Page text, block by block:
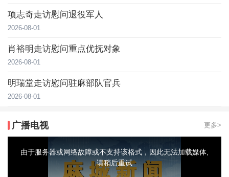
项志奇走访慰问退役军人
2026-08-01
肖裕明走访慰问重点优抚对象
2026-08-01
明瑞堂走访慰问驻麻部队官兵
2026-08-01
广播电视 更多>
modal由于服务器或网络故障或不支持该格式，因此无法加载媒体,
请稍后重试